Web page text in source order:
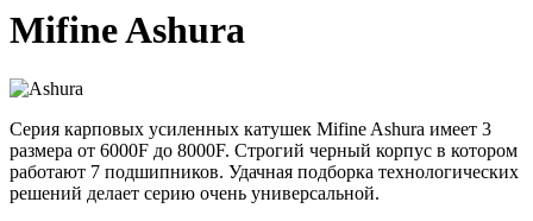
Mifine Ashura
Серия карповых усиленных катушек Mifine Ashura имеет 3
размера от 6000F до 8000F. Строгий черный корпус в котором
работают 7 подшипников. Удачная подборка технологических
решений делает серию очень универсальной.